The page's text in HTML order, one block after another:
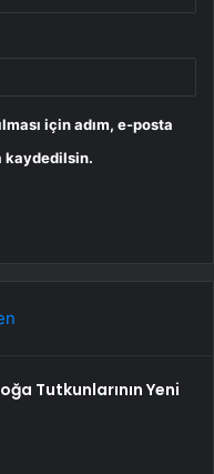
için adım, e-posta
kaydedilsin.
Tutkunlarının Yeni